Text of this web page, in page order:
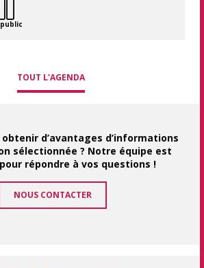
TOUT L'AGENDA
d’avantages d’informations
sélectionnée ? Notre équipe est
répondre à vos questions !
NOUS CONTACTER